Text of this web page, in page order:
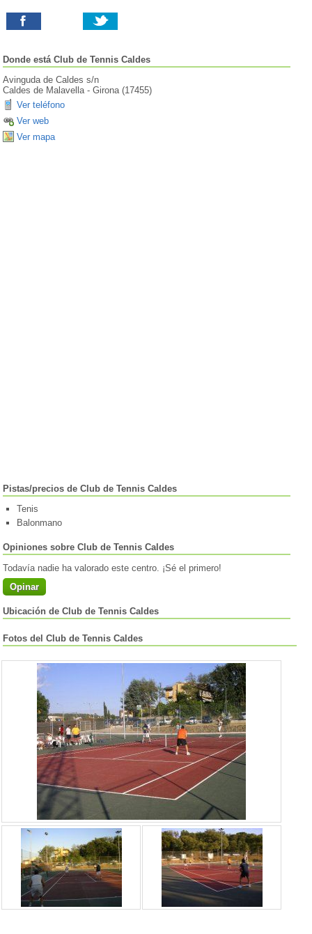
Donde estáClub de Tennis Caldes
Avinguda de Caldes s/n
Caldes de Malavella-Girona(17455)
Ver teléfono
Ver web
Ver mapa
Pistas/precios de Club de Tennis Caldes
Tenis
Balonmano
Opiniones sobre Club de Tennis Caldes
Todavía nadie ha valorado este centro. ¡Sé el primero!
Opinar
Ubicación de Club de Tennis Caldes
Fotos del Club de Tennis Caldes